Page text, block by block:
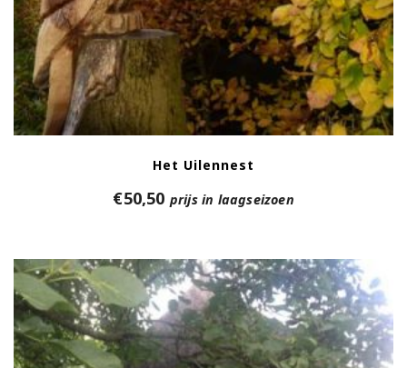
Het Uilennest
€50,50 prijs in laagseizoen